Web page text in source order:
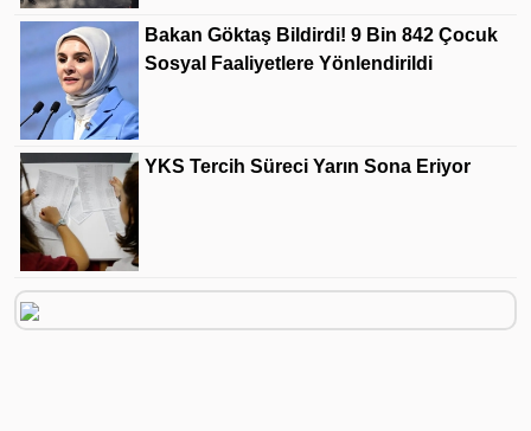
Bakan Göktaş Bildirdi! 9 Bin 842 Çocuk
Sosyal Faaliyetlere Yönlendirildi
YKS Tercih Süreci Yarın Sona Eriyor